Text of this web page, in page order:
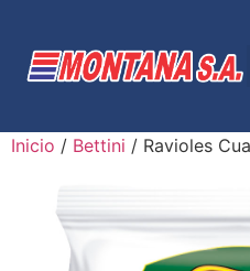
Inicio / Bettini / Ravioles